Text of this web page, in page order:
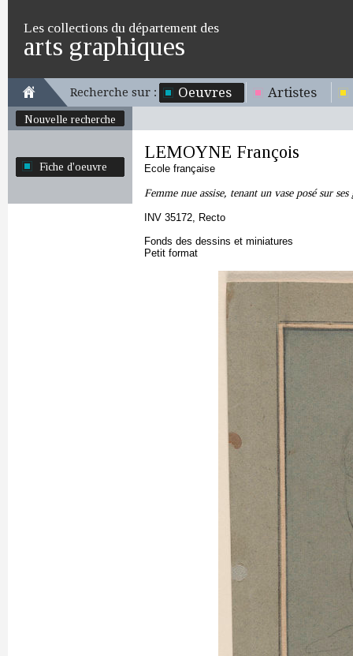
Les collections du département des
arts graphiques
Recherche sur : Oeuvres Artistes
Nouvelle recherche
Fiche d'oeuvre
LEMOYNE François
Ecole française
Femme nue assise, tenant un vase posé sur ses
INV 35172, Recto
Fonds des dessins et miniatures
Petit format